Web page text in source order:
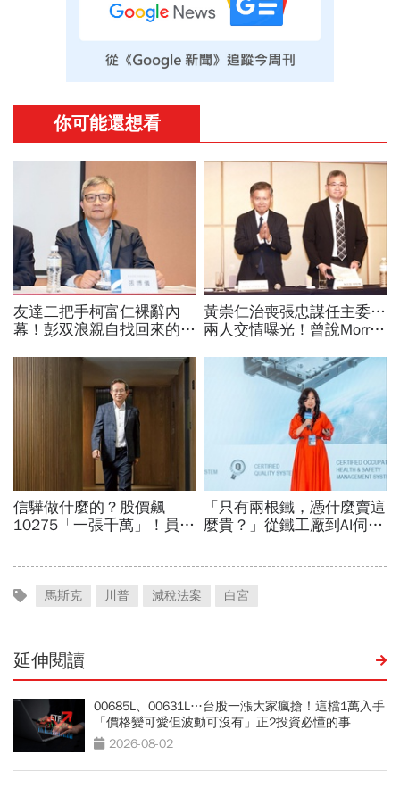
馬斯克 川普 減稅法案 白宮
延伸閱讀
00685L、00631L…台股一漲大家瘋搶！這檔1萬入手
「價格變可愛但波動可沒有」正2投資必懂的事
2026-08-02